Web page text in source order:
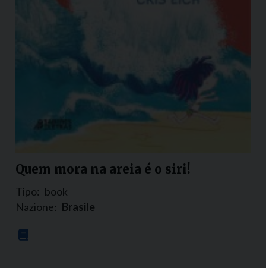
Quem mora na areia é o siri!
Tipo: book
Nazione: Brasile